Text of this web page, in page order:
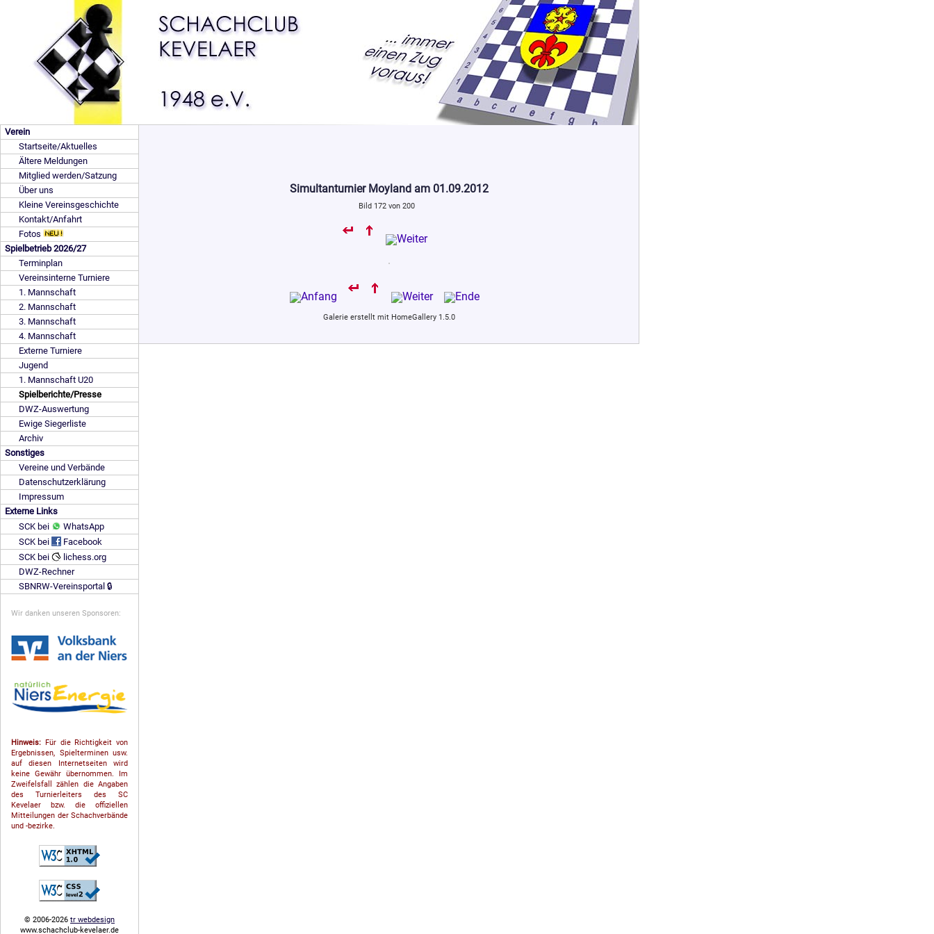
Verein
Startseite/Aktuelles
Ältere Meldungen
Mitglied werden/Satzung
Über uns
Kleine Vereinsgeschichte
Kontakt/Anfahrt
Fotos
Spielbetrieb 2026/27
Terminplan
Vereinsinterne Turniere
1. Mannschaft
2. Mannschaft
3. Mannschaft
4. Mannschaft
Externe Turniere
Jugend
1. Mannschaft U20
Spielberichte/Presse
DWZ-Auswertung
Ewige Siegerliste
Archiv
Sonstiges
Vereine und Verbände
Datenschutzerklärung
Impressum
Externe Links
SCK bei
WhatsApp
SCK bei
Facebook
SCK bei
lichess.org
DWZ-Rechner
SBNRW-Vereinsportal 🔒
Wir danken unseren Sponsoren:
Hinweis: Für die Richtigkeit von
Ergebnissen, Spielterminen usw.
auf diesen Internetseiten wird
keine Gewähr übernommen. Im
Zweifelsfall zählen die Angaben
des Turnierleiters des SC
Kevelaer bzw. die offiziellen
Mitteilungen der Schach­ver­bände
und -bezirke.
© 2006-2026 tr webdesign
www.schachclub-kevelaer.de
Simultanturnier Moyland am 01.09.2012
Bild 172 von 200
Galerie erstellt mit HomeGallery 1.5.0